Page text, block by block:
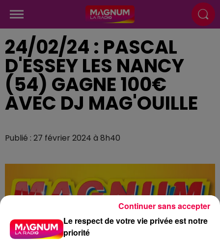
24/02/24 : PASCAL
D'ESSEY LES NANCY
(54) GAGNE 100€
AVEC DJ MAG'OUILLE
Publié : 27 février 2024 à 8h40
Le respect de votre vie privée est notre
priorité
Continuer sans accepter